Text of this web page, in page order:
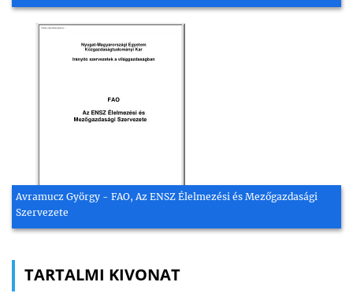
Avramucz György - FAO, Az ENSZ Élelmezési és Mezőgazdasági
Szervezete
TARTALMI KIVONAT